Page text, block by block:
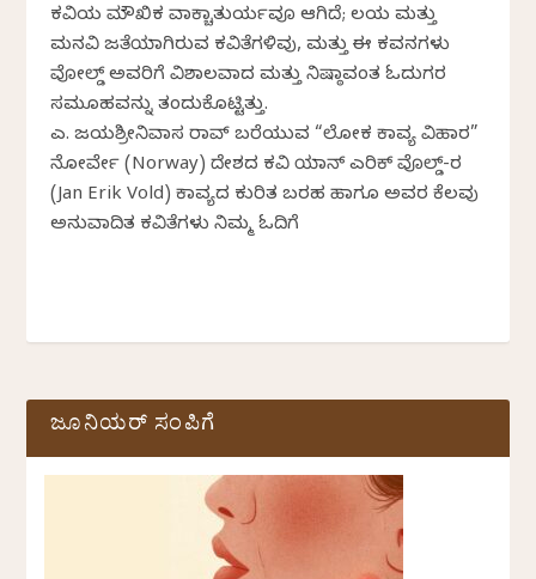
ಕವಿಯ ಮೌಖಿಕ ವಾಕ್ಚಾತುರ್ಯವೂ ಆಗಿದೆ; ಲಯ ಮತ್ತು
ಮನವಿ ಜತೆಯಾಗಿರುವ ಕವಿತೆಗಳಿವು, ಮತ್ತು ಈ ಕವನಗಳು
ವೋಲ್ಡ್‌ ಅವರಿಗೆ ವಿಶಾಲವಾದ ಮತ್ತು ನಿಷ್ಠಾವಂತ ಓದುಗರ
ಸಮೂಹವನ್ನು ತಂದುಕೊಟ್ಟಿತ್ತು.
ಎಸ್. ಜಯಶ್ರೀನಿವಾಸ ರಾವ್ ಬರೆಯುವ “ಲೋಕ ಕಾವ್ಯ ವಿಹಾರ”
ನೋರ್ವೇ (Norway) ದೇಶದ ಕವಿ ಯಾನ್ ಎರಿಕ್ ವೊಲ್ಡ್-ರ
(Jan Erik Vold) ಕಾವ್ಯದ ಕುರಿತ ಬರಹ ಹಾಗೂ ಅವರ ಕೆಲವು
ಅನುವಾದಿತ ಕವಿತೆಗಳು ನಿಮ್ಮ ಓದಿಗೆ
ಜೂನಿಯರ್ ಸಂಪಿಗೆ